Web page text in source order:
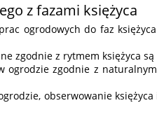
z fazami księżyca
ogrodowych do faz
zgodnie z rytmem księżyca
ogrodzie zgodnie z
obserwowanie